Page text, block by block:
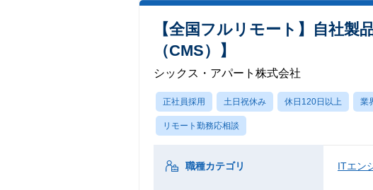
【全国フルリモート】自社
（CMS）】
シックス・アパート株式会社
正社員採用 土日祝休み 休日120日以上 業
リモート勤務応相談
職種カテゴリ ITエン